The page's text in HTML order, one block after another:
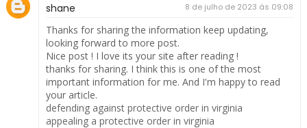
shane 8 de julho de 2023 às 09:08
Thanks for sharing the information keep updating,
looking forward to more post.
Nice post ! I love its your site after reading !
thanks for sharing. I think this is one of the most
important information for me. And I'm happy to read
your article.
defending against protective order in virginia
appealing a protective order in virginia